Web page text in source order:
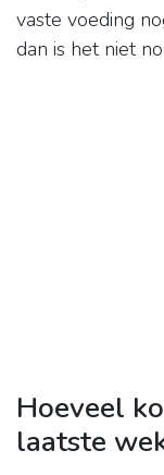
vaste voeding
dan is het niet
Hoeveel
laatste